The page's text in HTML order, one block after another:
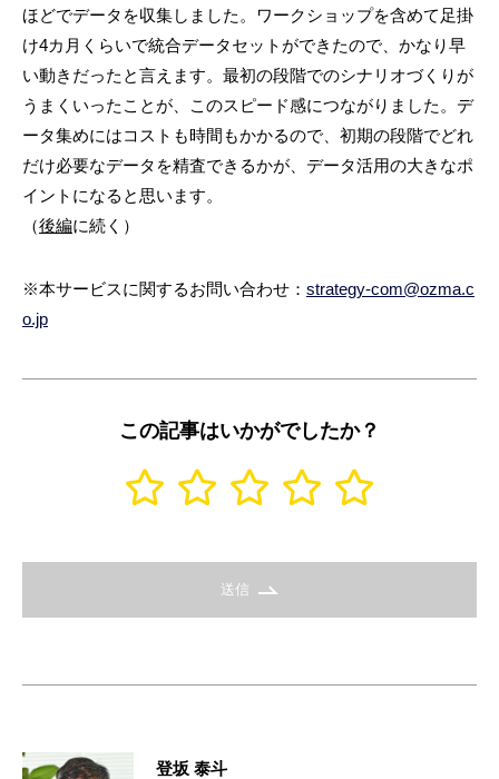
ほどでデータを収集しました。ワークショップを含めて足掛
け4カ月くらいで統合データセットができたので、かなり早
い動きだったと言えます。最初の段階でのシナリオづくりが
うまくいったことが、このスピード感につながりました。デ
ータ集めにはコストも時間もかかるので、初期の段階でどれ
だけ必要なデータを精査できるかが、データ活用の大きなポ
イントになると思います。
（後編に続く）
※本サービスに関するお問い合わせ： strategy-com@ozma.c
o.jp
この記事はいかがでしたか？
送信
登坂 泰斗